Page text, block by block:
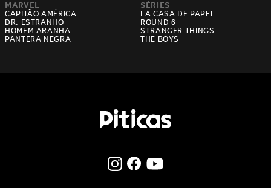
MARVEL
CAPITÃO AMÉRICA
DR. ESTRANHO
HOMEM ARANHA
PANTERA NEGRA
SÉRIES
LA CASA DE PAPEL
ROUND 6
STRANGER THINGS
THE BOYS